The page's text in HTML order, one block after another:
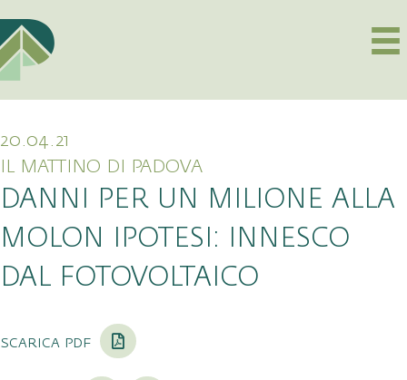
20.04.21
IL MATTINO DI PADOVA
DANNI PER UN MILIONE ALLA
MOLON IPOTESI: INNESCO
DAL FOTOVOLTAICO
scarica pdf